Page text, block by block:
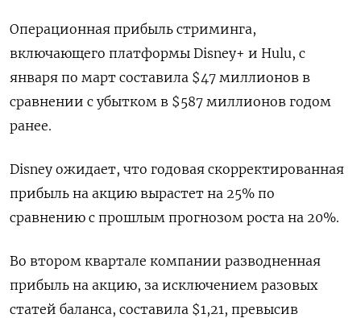
Операционная прибыль стриминга,
включающего платформы Disney+ и Hulu, с
января по март составила $47 миллионов в
сравнении с убытком в $587 миллионов годом
ранее.
Disney ожидает, что годовая скорректированная
прибыль на акцию вырастет на 25% по
сравнению с прошлым прогнозом роста на 20%.
Во втором квартале компании разводненная
прибыль на акцию, за исключением разовых
статей баланса, составила $1,21, превысив